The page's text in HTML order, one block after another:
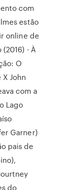
com
estão
online de
· À
O
John
com a
Lago
Garner)
pais de
do